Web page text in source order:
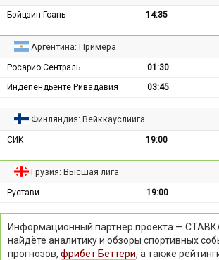
Бэйцзин Гоань 14:35
Аргентина: Примера
Росарио Сентраль 01:30
Индепендьенте Ривадавия
03:45
Финляндия: Вейккауслиига
СИК 19:00
Грузия: Высшая лига
Рустави 19:00
Информационный партнёр проекта —
найдёте аналитику и обзоры спортивных
прогнозов, фрибет Беттери, а также